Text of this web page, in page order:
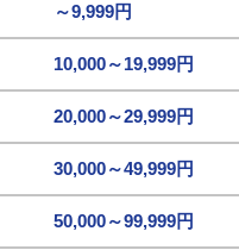
～9,999円
10,000～19,999円
20,000～29,999円
30,000～49,999円
50,000～99,999円